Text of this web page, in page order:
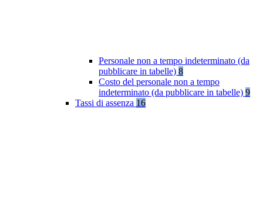
Personale non a tempo indeterminato (da
pubblicare in tabelle) 8
Costo del personale non a tempo
indeterminato (da pubblicare in tabelle) 9
Tassi di assenza 16